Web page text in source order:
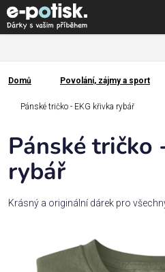
Přejít
na
obsah
Kategorie
Dárek
Rodina
Domů
Domů Povolání, zájmy a sport
Pánské tričko - EKG křivka rybář
Pánské tričko
rybář
Krásný a originální dárek pro